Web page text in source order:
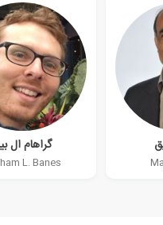
گراهام ال
L. Banes